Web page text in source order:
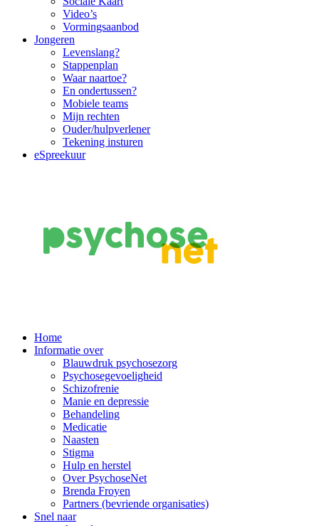
Video’s
Vormingsaanbod
Jongeren
Levenslang?
Stappenplan
Waar naartoe?
En ondertussen?
Mobiele teams
Mijn rechten
Ouder/hulpverlener
Tekening insturen
eSpreekuur
Main
Navigation
Home
Informatie over
Blauwdruk psychosezorg
Psychosegevoeligheid
Schizofrenie
Manie en depressie
Behandeling
Medicatie
Naasten
Stigma
Hulp en herstel
Over PsychoseNet
Brenda Froyen
Partners (bevriende organisaties)
Snel naar